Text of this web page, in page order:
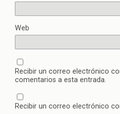
Web
Recibir un correo electrónico
comentarios a esta entrada.
Recibir un correo electrónico